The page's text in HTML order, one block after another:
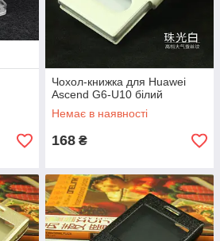
Чохол-книжка для Huawei
Ascend G6-U10 білий
Немає в наявності
168 ₴